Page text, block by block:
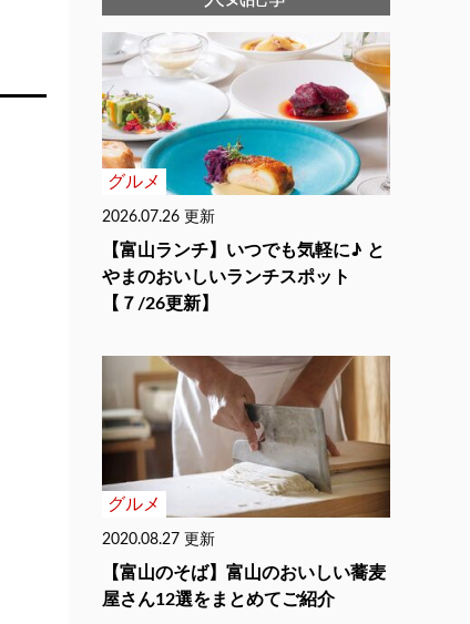
グルメ
2026.07.26 更新
【富山ランチ】いつでも気軽に♪ と
やまのおいしいランチスポット
【７/26更新】
グルメ
2020.08.27 更新
【富山のそば】富山のおいしい蕎麦
屋さん12選をまとめてご紹介